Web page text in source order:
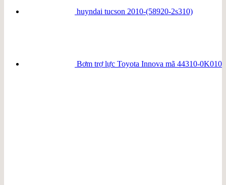
huyndai tucson 2010-(58920-2s310)
Bơm trợ lực Toyota Innova mã 44310-0K010